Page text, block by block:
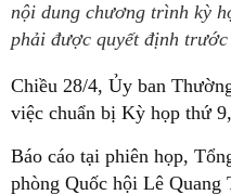
nội dung chương trình kỳ
phải được quyết định trước
Chiều 28/4, Ủy ban
việc chuẩn bị Kỳ họp thứ
Báo cáo tại phiên họp,
phòng Quốc hội Lê